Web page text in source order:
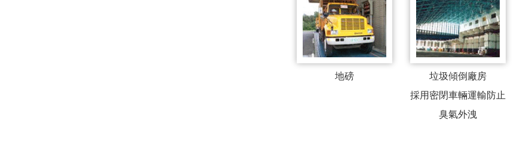
地磅
垃圾傾倒廠房
採用密閉車輛運輸防止
臭氣外洩